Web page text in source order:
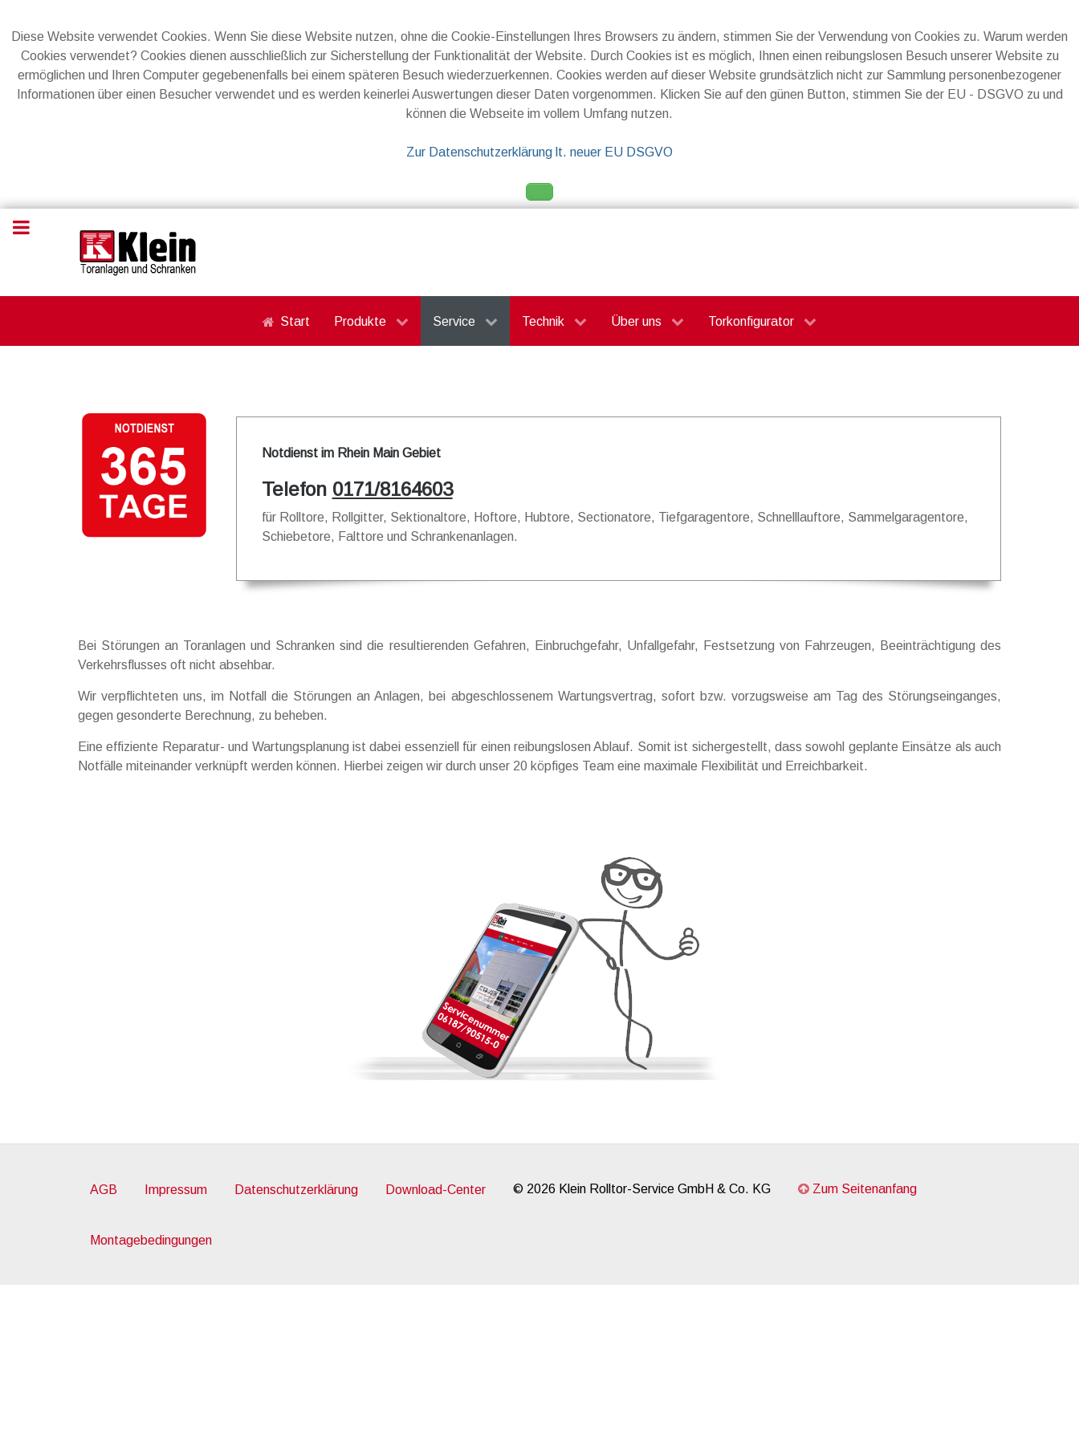
Diese Website verwendet Cookies. Wenn Sie diese Website nutzen, ohne die Cookie-Einstellungen Ihres Browsers zu ändern, stimmen Sie der Verwendung von Cookies zu. Warum werden
Cookies verwendet? Cookies dienen ausschließlich zur Sicherstellung der Funktionalität der Website. Durch Cookies ist es möglich, Ihnen einen reibungslosen Besuch unserer Website zu
ermöglichen und Ihren Computer gegebenenfalls bei einem späteren Besuch wiederzuerkennen. Cookies werden auf dieser Website grundsätzlich nicht zur Sammlung personenbezogener
Informationen über einen Besucher verwendet und es werden keinerlei Auswertungen dieser Daten vorgenommen. Klicken Sie auf den günen Button, stimmen Sie der EU - DSGVO zu und
können die Webseite im vollem Umfang nutzen.
Zur Datenschutzerklärung lt. neuer EU DSGVO
Start Produkte Service Technik Über uns Torkonfigurator
Notdienst im Rhein Main Gebiet
Telefon 0171/8164603
für Rolltore, Rollgitter, Sektionaltore, Hoftore, Hubtore, Sectionatore, Tiefgaragentore, Schnelllauftore, Sammelgaragentore,
Schiebetore, Falttore und Schrankenanlagen.
Bei Störungen an Toranlagen und Schranken sind die resultierenden Gefahren, Einbruchgefahr, Unfallgefahr, Festsetzung von Fahrzeugen, Beeinträchtigung des
Verkehrsflusses oft nicht absehbar.
Wir verpflichteten uns, im Notfall die Störungen an Anlagen, bei abgeschlossenem Wartungsvertrag, sofort bzw. vorzugsweise am Tag des Störungseinganges,
gegen gesonderte Berechnung, zu beheben.
Eine effiziente Reparatur- und Wartungsplanung ist dabei essenziell für einen reibungslosen Ablauf. Somit ist sichergestellt, dass sowohl geplante Einsätze als auch
Notfälle miteinander verknüpft werden können. Hierbei zeigen wir durch unser 20 köpfiges Team eine maximale Flexibilität und Erreichbarkeit.
AGB Impressum Datenschutzerklärung Download-Center © 2026 Klein Rolltor-Service GmbH & Co. KG Zum Seitenanfang
Montagebedingungen